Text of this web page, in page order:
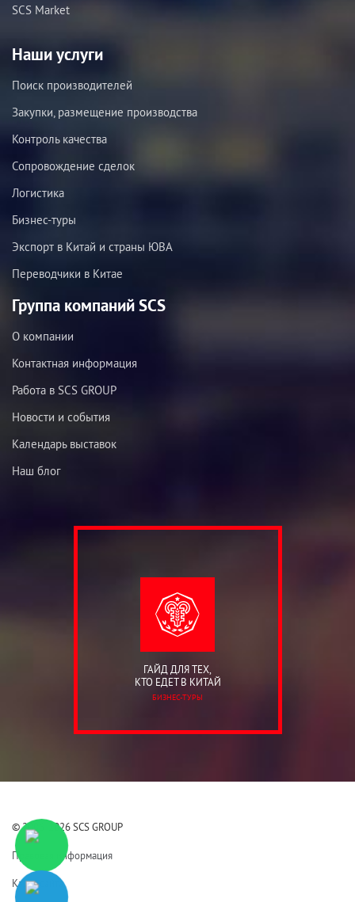
SCS Market
Наши услуги
Поиск производителей
Закупки, размещение производства
Контроль качества
Сопровождение сделок
Логистика
Бизнес-туры
Экспорт в Китай и страны ЮВА
Переводчики в Китае
Группа компаний SCS
О компании
Контактная информация
Работа в SCS GROUP
Новости и события
Календарь выставок
Наш блог
ГАЙД ДЛЯ ТЕХ,
КТО ЕДЕТ В КИТАЙ
БИЗНЕС-ТУРЫ
© 2006-2026 SCS GROUP
Правовая информация
Карта сайта